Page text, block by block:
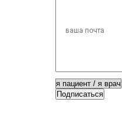
Подписаться